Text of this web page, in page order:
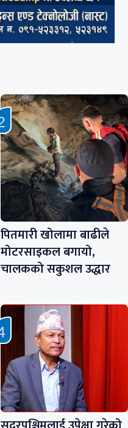
पितमारी खोलामा बाढीले
मोटरसाइकल बगायो,
चालकको सकुशल उद्धार